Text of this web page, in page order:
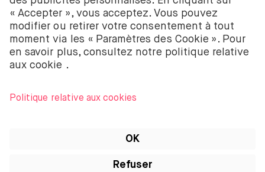
BUX B.V. ne fournit pas de conseils d’investissement
et les investisseurs individuels doivent prendre leurs
propres décisions ou chercher des conseils
indépendants. Investir comporte des risques. La
valeur des investissements peut augmenter ou
investissement.
iTunes sont des marques d’Apple Inc. enregistrées